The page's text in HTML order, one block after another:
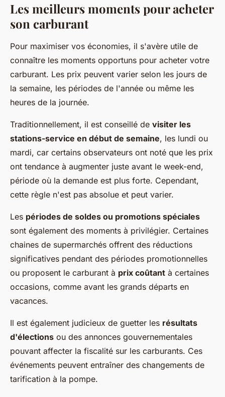
Les meilleurs moments pour acheter
son carburant
Pour maximiser vos économies, il s'avère utile de
connaître les moments opportuns pour acheter votre
carburant. Les prix peuvent varier selon les jours de
la semaine, les périodes de l'année ou même les
heures de la journée.
Traditionnellement, il est conseillé de visiter les
stations-service en début de semaine, les lundi ou
mardi, car certains observateurs ont noté que les prix
ont tendance à augmenter juste avant le week-end,
période où la demande est plus forte. Cependant,
cette règle n'est pas absolue et peut varier.
Les périodes de soldes ou promotions spéciales
sont également des moments à privilégier. Certaines
chaines de supermarchés offrent des réductions
significatives pendant des périodes promotionnelles
ou proposent le carburant à prix coûtant à certaines
occasions, comme avant les grands départs en
vacances.
Il est également judicieux de guetter les résultats
d'élections ou des annonces gouvernementales
pouvant affecter la fiscalité sur les carburants. Ces
événements peuvent entraîner des changements de
tarification à la pompe.